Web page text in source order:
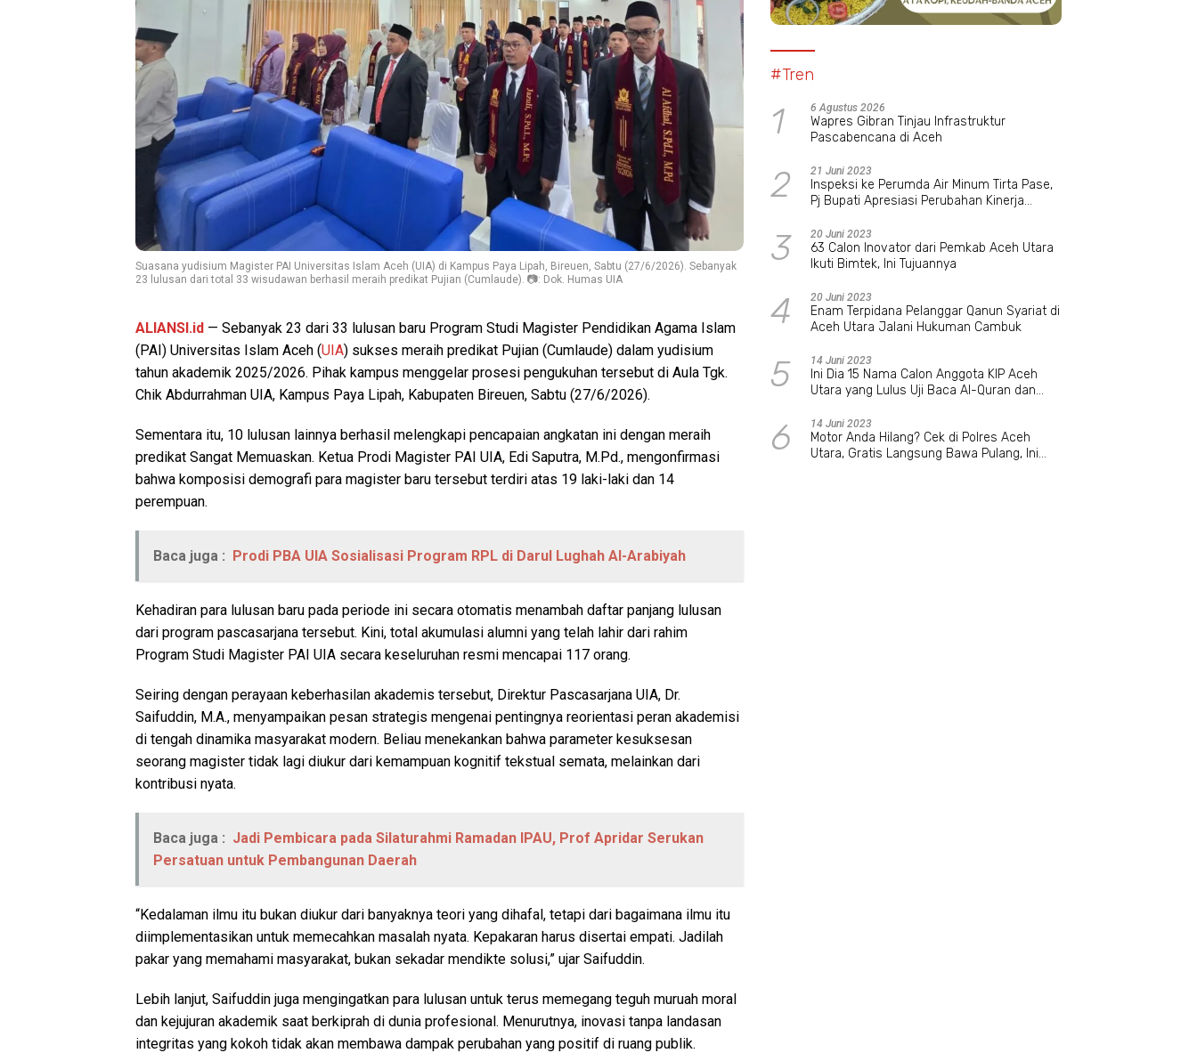
Suasana yudisium Magister PAI Universitas Islam Aceh (UIA) di Kampus Paya Lipah, Bireuen, Sabtu (27/6/2026). Sebanyak
23 lulusan dari total 33 wisudawan berhasil meraih predikat Pujian (Cumlaude). 📷: Dok. Humas UIA
ALIANSI.id — Sebanyak 23 dari 33 lulusan baru Program Studi Magister Pendidikan Agama Islam
(PAI) Universitas Islam Aceh (UIA) sukses meraih predikat Pujian (Cumlaude) dalam yudisium
tahun akademik 2025/2026. Pihak kampus menggelar prosesi pengukuhan tersebut di Aula Tgk.
Chik Abdurrahman UIA, Kampus Paya Lipah, Kabupaten Bireuen, Sabtu (27/6/2026).
Sementara itu, 10 lulusan lainnya berhasil melengkapi pencapaian angkatan ini dengan meraih
predikat Sangat Memuaskan. Ketua Prodi Magister PAI UIA, Edi Saputra, M.Pd., mengonfirmasi
bahwa komposisi demografi para magister baru tersebut terdiri atas 19 laki-laki dan 14
perempuan.
Baca juga : Prodi PBA UIA Sosialisasi Program RPL di Darul Lughah Al-Arabiyah
Kehadiran para lulusan baru pada periode ini secara otomatis menambah daftar panjang lulusan
dari program pascasarjana tersebut. Kini, total akumulasi alumni yang telah lahir dari rahim
Program Studi Magister PAI UIA secara keseluruhan resmi mencapai 117 orang.
Seiring dengan perayaan keberhasilan akademis tersebut, Direktur Pascasarjana UIA, Dr.
Saifuddin, M.A., menyampaikan pesan strategis mengenai pentingnya reorientasi peran akademisi
di tengah dinamika masyarakat modern. Beliau menekankan bahwa parameter kesuksesan
seorang magister tidak lagi diukur dari kemampuan kognitif tekstual semata, melainkan dari
kontribusi nyata.
Baca juga : Jadi Pembicara pada Silaturahmi Ramadan IPAU, Prof Apridar Serukan
Persatuan untuk Pembangunan Daerah
“Kedalaman ilmu itu bukan diukur dari banyaknya teori yang dihafal, tetapi dari bagaimana ilmu itu
diimplementasikan untuk memecahkan masalah nyata. Kepakaran harus disertai empati. Jadilah
pakar yang memahami masyarakat, bukan sekadar mendikte solusi,” ujar Saifuddin.
Lebih lanjut, Saifuddin juga mengingatkan para lulusan untuk terus memegang teguh muruah moral
dan kejujuran akademik saat berkiprah di dunia profesional. Menurutnya, inovasi tanpa landasan
integritas yang kokoh tidak akan membawa dampak perubahan yang positif di ruang publik.
#Tren
1 6 Agustus 2026
Wapres Gibran Tinjau Infrastruktur
Pascabencana di Aceh
2 21 Juni 2023
Inspeksi ke Perumda Air Minum Tirta Pase,
Pj Bupati Apresiasi Perubahan Kinerja
3 20 Juni 2023
63 Calon Inovator dari Pemkab Aceh Utara
Ikuti Bimtek, Ini Tujuannya
4 20 Juni 2023
Enam Terpidana Pelanggar Qanun Syariat di
Aceh Utara Jalani Hukuman Cambuk
5 14 Juni 2023
Ini Dia 15 Nama Calon Anggota KIP Aceh
Utara yang Lulus Uji Baca Al-Quran dan
6 14 Juni 2023
Motor Anda Hilang? Cek di Polres Aceh
Utara, Gratis Langsung Bawa Pulang, Ini